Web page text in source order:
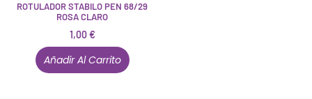
ROTULADOR STABILO PEN 68/29
ROSA CLARO
1,00€
Añadir Al Carrito